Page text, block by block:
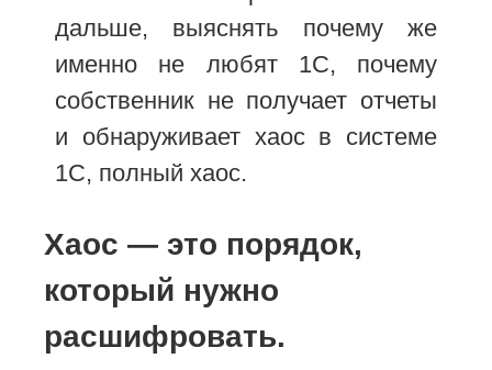
дальше, выяснять почему же
именно не любят 1С, почему
собственник не получает отчеты
и обнаруживает хаос в системе
1С, полный хаос.
Хаос — это порядок,
который нужно
расшифровать.